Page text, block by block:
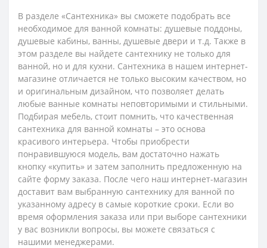
В разделе «Сантехника» вы сможете подобрать все
необходимое для ванной комнаты: душевые поддоны,
душевые кабины, ванны, душевые двери и т.д. Также в
этом разделе вы найдете сантехнику не только для
ванной, но и для кухни. Сантехника в нашем интернет-
магазине отличается не только высоким качеством, но
и оригинальным дизайном, что позволяет делать
любые ванные комнаты неповторимыми и стильными.
Подбирая мебель, стоит помнить, что качественная
сантехника для ванной комнаты – это основа
красивого интерьера. Чтобы приобрести
понравившуюся модель, вам достаточно нажать
кнопку «купить» и затем заполнить предложенную на
сайте форму заказа. После чего наш интернет-магазин
доставит вам выбранную сантехнику для ванной по
указанному адресу в самые короткие сроки. Если во
время оформления заказа или при выборе сантехники
у вас возникли вопросы, вы можете связаться с
нашими менеджерами.